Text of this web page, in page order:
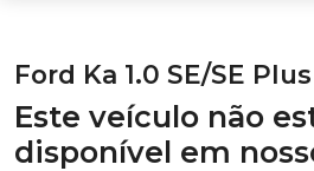
Ford Ka 1.0 SE/SE
Este veículo não
disponível em